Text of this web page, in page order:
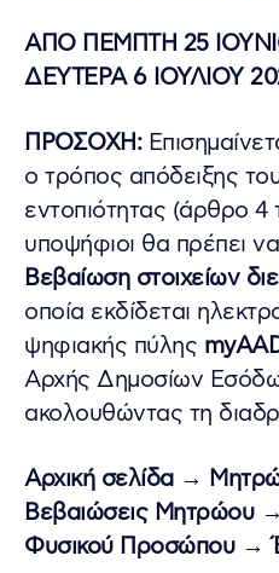
ΑΠΟ ΠΕΜΠΤΗ 25
ΔΕΥΤΕΡΑ 6 ΙΟΥΛΙΟΥ
ΠΡΟΣΟΧΗ:
ο τρόπος απόδειξης
εντοπιότητας (άρθρο
υποψήφιοι θα πρέπει
Βεβαίωση στοιχείων
οποία εκδίδεται
ψηφιακής πύλης
Αρχής Δημοσίων
ακολουθώντας τη
Αρχική σελίδα →
Βεβαιώσεις Μητρώου
Φυσικού Προσώπου →